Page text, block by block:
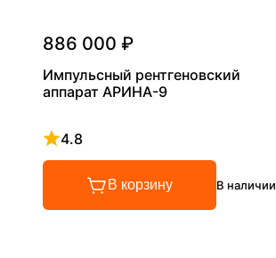
886 000 ₽
Импульсный рентгеновский
аппарат АРИНА-9
4.8
Рейтинг 4.8 из 5
В корзину В наличии